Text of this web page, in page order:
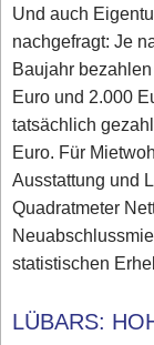
Und auch
nachgefragt: Je
Baujahr
Euro und 2.000
tatsächlich
Euro. Für
Ausstattung und
Quadratmeter
statistischen
LÜBARS: